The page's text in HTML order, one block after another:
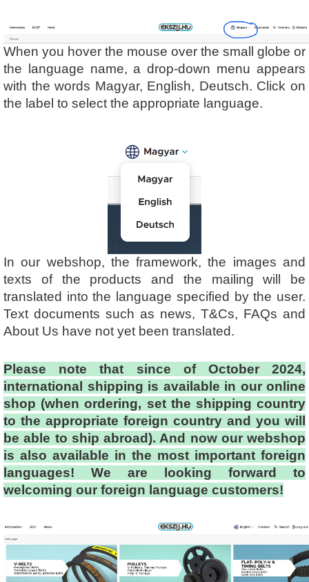
When you hover the mouse over the small globe or
the language name, a drop-down menu appears
with the words Magyar, English, Deutsch. Click on
the label to select the appropriate language.
In our webshop, the framework, the images and
texts of the products and the mailing will be
translated into the language specified by the user.
Text documents such as news, T&Cs, FAQs and
About Us have not yet been translated.
Please note that since of October 2024,
international shipping is available in our online
shop (when ordering, set the shipping country
to the appropriate foreign country and you will
be able to ship abroad). And now our webshop
is also available in the most important foreign
languages! We are looking forward to
welcoming our foreign language customers!